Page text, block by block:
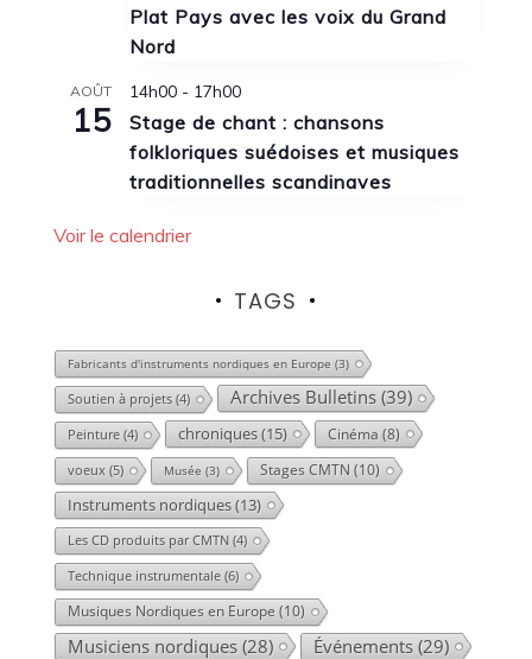
Plat Pays avec les voix du Grand
Nord
AOÛT
15
14h00- 17h00
Stage de chant : chansons
folkloriques suédoises et musiques
traditionnelles scandinaves
Voir le calendrier
TAGS
Fabricants d'instruments nordiques en Europe (3)
Soutien à projets(4) Archives Bulletins(39)
Peinture(4) chroniques(15) Cinéma (8)
voeux(5) Musée (3) Stages CMTN (10)
Instruments nordiques(13)
Les CD produits par CMTN(4)
Technique instrumentale(6)
Musiques Nordiques en Europe (10)
Musiciens nordiques(28) Événements(29)